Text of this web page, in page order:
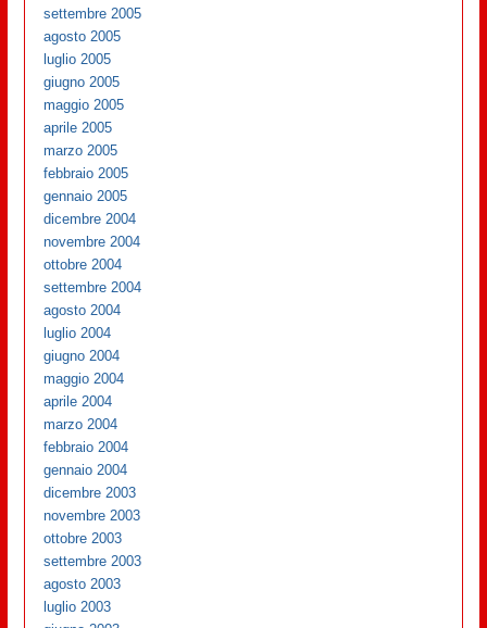
settembre 2005
agosto 2005
luglio 2005
giugno 2005
maggio 2005
aprile 2005
marzo 2005
febbraio 2005
gennaio 2005
dicembre 2004
novembre 2004
ottobre 2004
settembre 2004
agosto 2004
luglio 2004
giugno 2004
maggio 2004
aprile 2004
marzo 2004
febbraio 2004
gennaio 2004
dicembre 2003
novembre 2003
ottobre 2003
settembre 2003
agosto 2003
luglio 2003